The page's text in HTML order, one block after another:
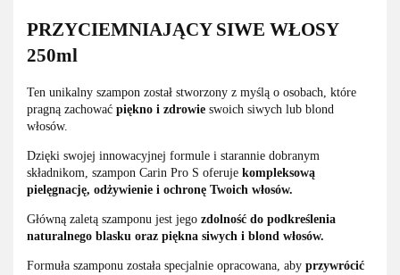
PRZYCIEMNIAJĄCY SIWE WŁOSY
250ml
Ten unikalny szampon został stworzony z myślą o osobach, które
pragną zachować piękno i zdrowie swoich siwych lub blond
włosów.
Dzięki swojej innowacyjnej formule i starannie dobranym
składnikom, szampon Carin Pro S oferuje kompleksową
pielęgnację, odżywienie i ochronę Twoich włosów.
Główną zaletą szamponu jest jego zdolność do podkreślenia
naturalnego blasku oraz piękna siwych i blond włosów.
Formuła szamponu została specjalnie opracowana, aby przywrócić